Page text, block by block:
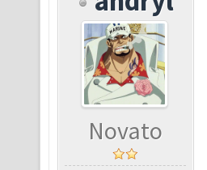
Novato